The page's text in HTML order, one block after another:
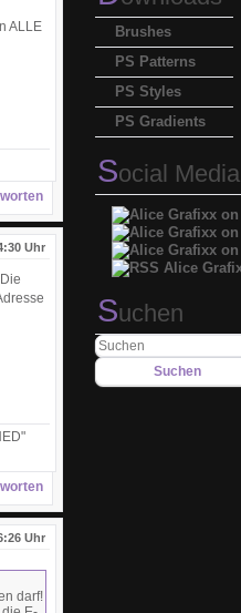
ALLE
Uhr
Uhr
darf!
Brushes
PS Patterns
PS Styles
PS Gradients
Social Media
Suchen